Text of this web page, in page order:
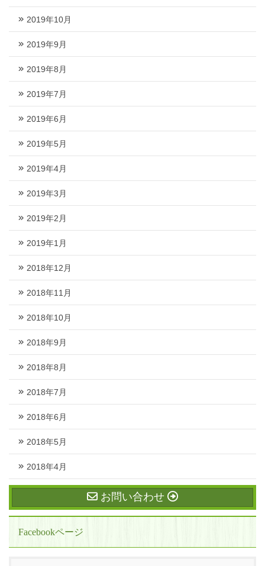
2019年10月
2019年9月
2019年8月
2019年7月
2019年6月
2019年5月
2019年4月
2019年3月
2019年2月
2019年1月
2018年12月
2018年11月
2018年10月
2018年9月
2018年8月
2018年7月
2018年6月
2018年5月
2018年4月
お問い合わせ
Facebookページ